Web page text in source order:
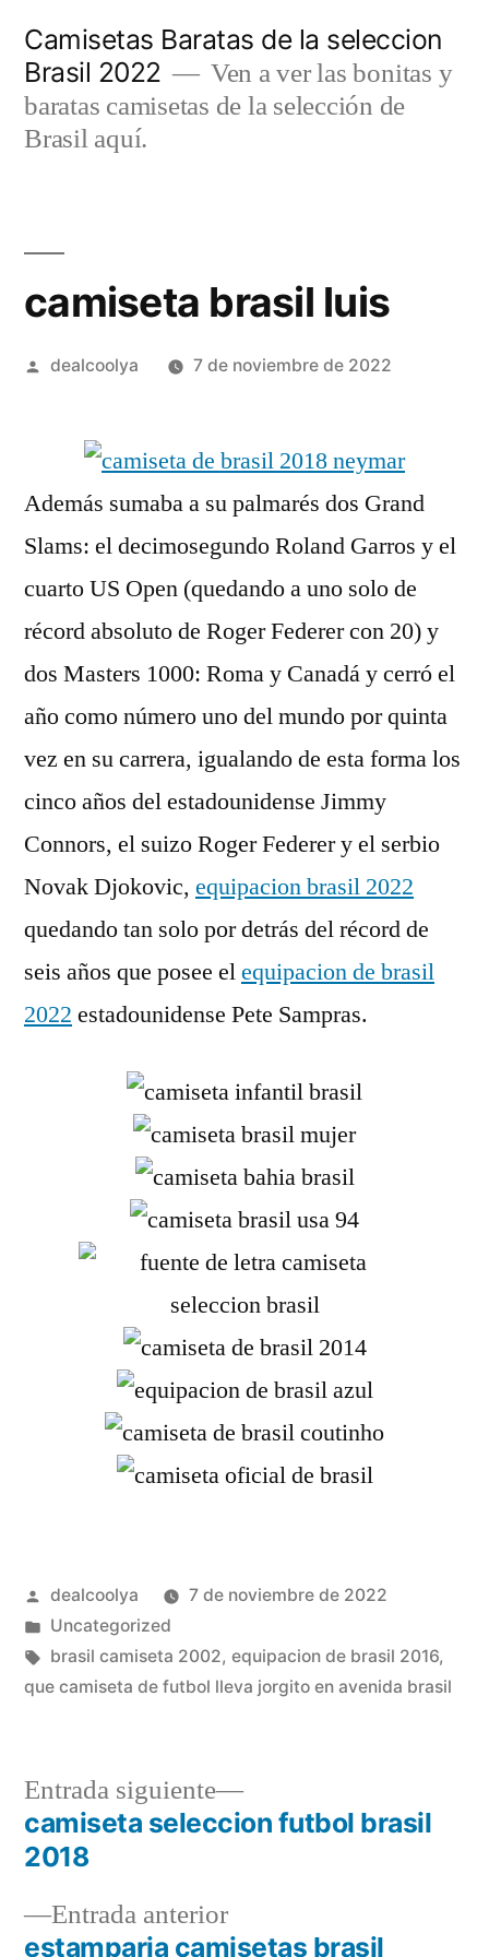
contenido
Camisetas Baratas de la seleccion
Brasil 2022
Ven a ver las bonitas y
baratas camisetas de la selección de
Brasil aquí.
camiseta brasil luis
Publicado
dealcoolya 7 de noviembre de 2022
Además sumaba a su palmarés dos Grand
Slams: el decimosegundo Roland Garros y el
cuarto US Open (quedando a uno solo de
récord absoluto de Roger Federer con 20) y
dos Masters 1000: Roma y Canadá y cerró el
año como número uno del mundo por quinta
vez en su carrera, igualando de esta forma los
cinco años del estadounidense Jimmy
Connors, el suizo Roger Federer y el serbio
Novak Djokovic, equipacion brasil 2022
quedando tan solo por detrás del récord de
seis años que posee elequipacion de brasil
2022 estadounidense Pete Sampras.
Publicado
por
dealcoolya
7 de noviembre de 2022
Publicado
en
Uncategorized
Etiquetas:
brasil camiseta 2002, equipacion de brasil 2016,
que camiseta de futbol lleva jorgito en avenida brasil
Navegación
entradas
Entrada anteriorEntrada
anterior:
estamparia camisetas brasil
Entrada siguiente
Entrada
siguiente:
camiseta seleccion futbol brasil
2018